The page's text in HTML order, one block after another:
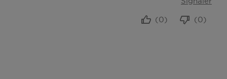
(0)
(0)